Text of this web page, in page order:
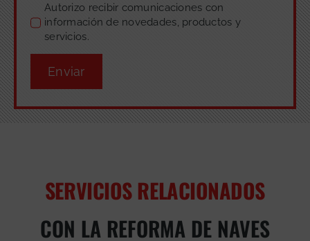
Autorizo recibir comunicaciones con
información de novedades, productos y
servicios.
Enviar
SERVICIOS RELACIONADOS
CON LA REFORMA DE NAVES